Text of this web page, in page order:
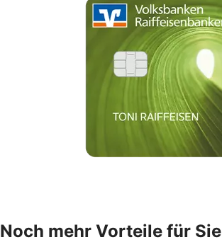
Noch mehr Vorteile für Sie